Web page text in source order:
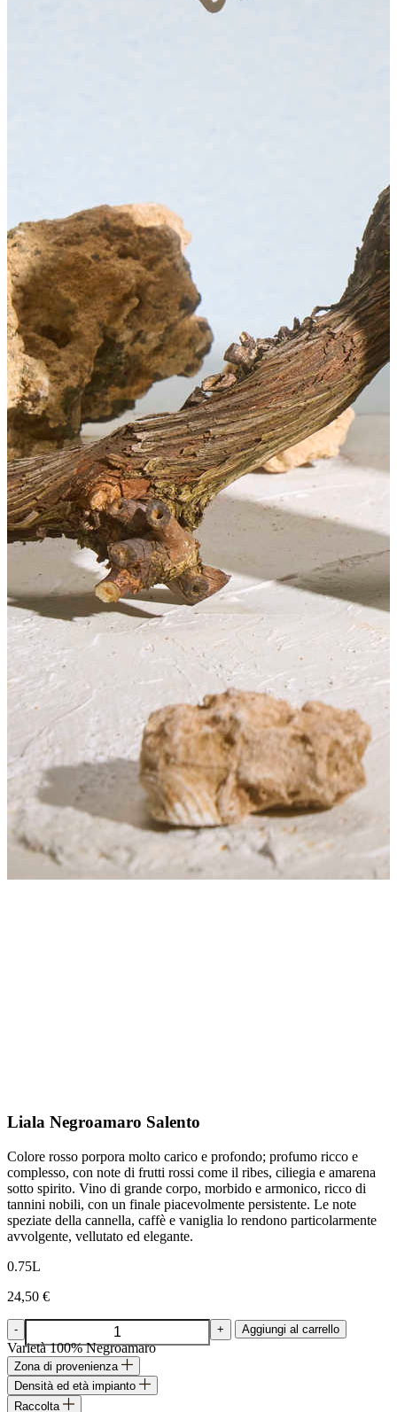
Liala Negroamaro Salento
Colore rosso porpora molto carico e profondo; profumo ricco e
complesso, con note di frutti rossi come il ribes, ciliegia e amarena
sotto spirito. Vino di grande corpo, morbido e armonico, ricco di
tannini nobili, con un finale piacevolmente persistente. Le note
speziate della cannella, caffè e vaniglia lo rendono particolarmente
avvolgente, vellutato ed elegante.
0.75L
24,50 €
- Liala
Negroamaro
Salento
quantità
+ Aggiungi al carrello
Varietà 100% Negroamaro
Zona di provenienza
Densità ed età impianto
Raccolta